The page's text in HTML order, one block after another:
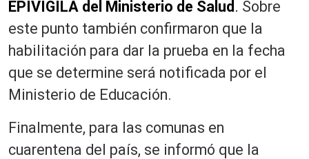
EPIVIGILA del Ministerio de Salud . Sobre
este punto también confirmaron que la
habilitación para dar la prueba en la fecha
que se determine será notificada por el
Ministerio de Educación.
Finalmente, para las comunas en
cuarentena del país, se informó que la